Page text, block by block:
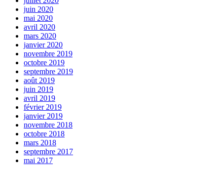
juin 2020
mai 2020
avril 2020
mars 2020
janvier 2020
novembre 2019
octobre 2019
septembre 2019
août 2019
juin 2019
avril 2019
février 2019
janvier 2019
novembre 2018
octobre 2018
mars 2018
septembre 2017
mai 2017